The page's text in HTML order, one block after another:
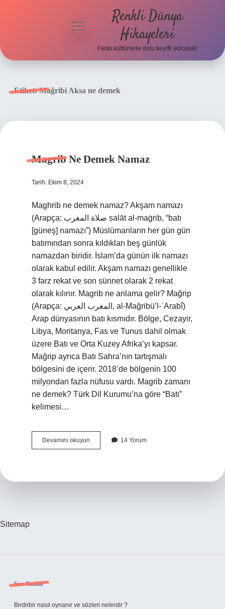
Politikası
menüyü
Renkli Dünya
Hikayeleri
Farklı kültürlerle dolu keyifli yolculuk!
Etiket:Mağribi Aksa ne demek
Magrib Ne Demek Namaz
Tarih: Ekim 8, 2024
Maghrib ne demek namaz? Akşam namazı
(Arapça: صلاة المغرب ṣalāt al-maġrib, “batı
[güneş] namazı”) Müslümanların her gün gün
batımından sonra kıldıkları beş günlük
namazdan biridir. İslam’da günün ilk namazı
olarak kabul edilir. Akşam namazı genellikle
3 farz rekat ve son sünnet olarak 2 rekat
olarak kılınır. Magrib ne anlama gelir? Mağrip
(Arapça: المغرب العربي, al-Mağribü’l-ʿArabî)
Arap dünyasının batı kısmıdır. Bölge, Cezayir,
Libya, Moritanya, Fas ve Tunus dahil olmak
üzere Batı ve Orta Kuzey Afrika’yı kapsar.
Mağrip ayrıca Batı Sahra’nın tartışmalı
bölgesini de içerir. 2018’de bölgenin 100
milyondan fazla nüfusu vardı. Magrib zamanı
ne demek? Türk Dil Kurumu’na göre “Batı”
kelimesi…
Devamını okuyun
Ne
14 Yorum
Sitemap
Sidebar
Son Yazılar
Birdirbir nasıl oynanır ve sözleri nelerdir ?